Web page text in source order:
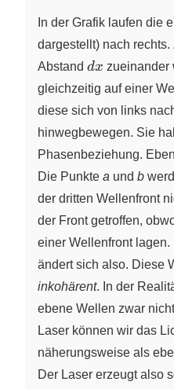
In der Grafik laufen die
dargestellt) nach
Abstand dx
dx zueinander
gleichzeitig auf einer
diese sich von links
hinwegbewegen. Sie
Phasenbeziehung.
Die Punkte a und b
der dritten Wellenfront
der Front getroffen,
einer Wellenfront
ändert sich also. Diese
inkohärent. In der
ebene Wellen zwar
Laser können wir das
näherungsweise als
Der Laser erzeugt also